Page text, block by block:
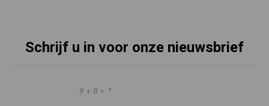
Schrijf u in voor onze nieuwsbrief
9 + 8 = *